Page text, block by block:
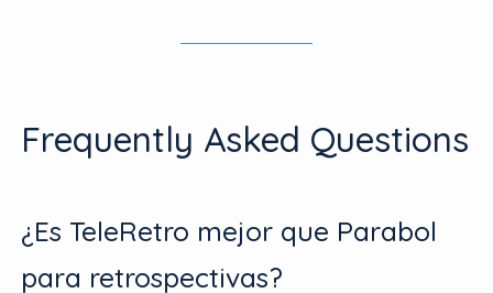
Frequently Asked Questions
¿Es TeleRetro mejor que Parabol
para retrospectivas?